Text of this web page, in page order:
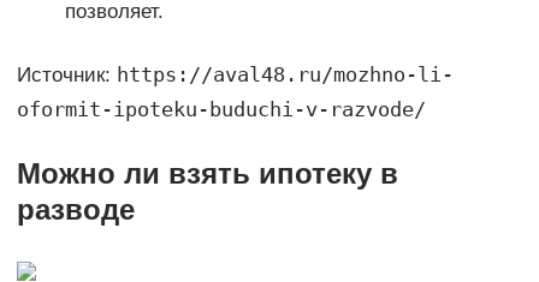
позволяет.
Источник: https://aval48.ru/mozhno-li-
oformit-ipoteku-buduchi-v-razvode/
Можно ли взять ипотеку в
разводе